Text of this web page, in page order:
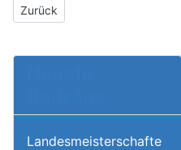
Vorheriger Beitrag:
Zurück
Landesmeisterschafte